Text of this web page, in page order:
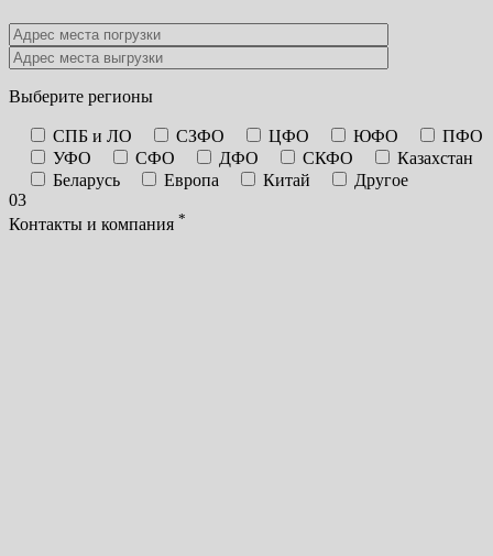
Выберите регионы
СПБ и ЛО СЗФО ЦФО ЮФО
ПФО
УФО
СФО ДФО СКФО
Казахстан
Беларусь
Европа Китай
Другое
03
Контакты и компания *